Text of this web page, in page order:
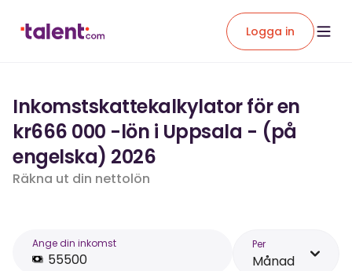
Logga in
Inkomstskattekalkylator för en
kr666 000 -lön i Uppsala - (på
engelska) 2026
Räkna ut din nettolön
Ange din inkomst Per
Månad